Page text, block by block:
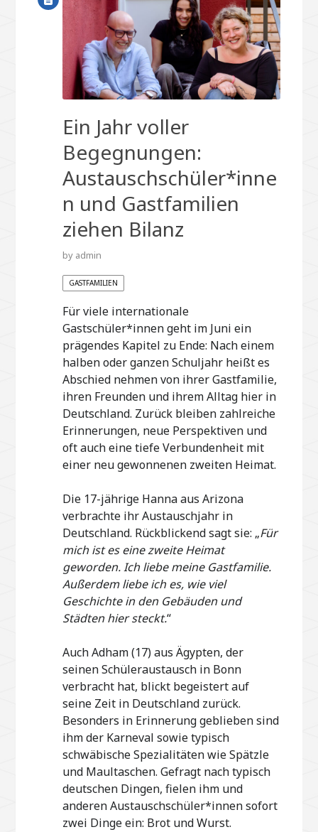
Ein Jahr voller
Begegnungen:
Austauschschüler*inne
n und Gastfamilien
ziehen Bilanz
by admin
GASTFAMILIEN
Für viele internationale
Gastschüler*innen geht im Juni ein
prägendes Kapitel zu Ende: Nach einem
halben oder ganzen Schuljahr heißt es
Abschied nehmen von ihrer Gastfamilie,
ihren Freunden und ihrem Alltag hier in
Deutschland. Zurück bleiben zahlreiche
Erinnerungen, neue Perspektiven und
oft auch eine tiefe Verbundenheit mit
einer neu gewonnenen zweiten Heimat.
Die 17-jährige Hanna aus Arizona
verbrachte ihr Austauschjahr in
Deutschland. Rückblickend sagt sie: „Für
mich ist es eine zweite Heimat
geworden. Ich liebe meine Gastfamilie.
Außerdem liebe ich es, wie viel
Geschichte in den Gebäuden und
Städten hier steckt.“
Auch Adham (17) aus Ägypten, der
seinen Schüleraustausch in Bonn
verbracht hat, blickt begeistert auf
seine Zeit in Deutschland zurück.
Besonders in Erinnerung geblieben sind
ihm der Karneval sowie typisch
schwäbische Spezialitäten wie Spätzle
und Maultaschen. Gefragt nach typisch
deutschen Dingen, fielen ihm und
anderen Austauschschüler*innen sofort
zwei Dinge ein: Brot und Wurst.